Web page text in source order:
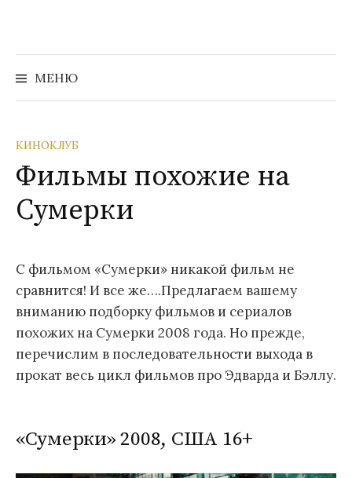
содержимому
МЕНЮ
Найти:
КИНОКЛУБ
Фильмы похожие на
Сумерки
С фильмом «Сумерки» никакой фильм не
сравнится! И все же….Предлагаем вашему
вниманию подборку фильмов и сериалов
похожих на Сумерки 2008 года. Но прежде,
перечислим в последовательности выхода в
прокат весь цикл фильмов про Эдварда и Бэллу.
«Сумерки» 2008, США 16+